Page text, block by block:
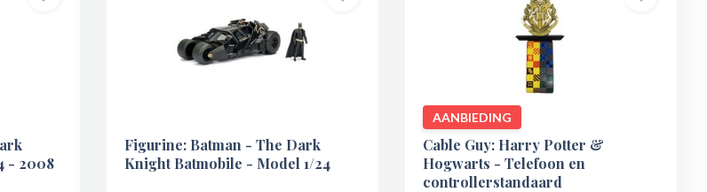
- 2008
Figurine: Batman - The Dark
Knight Batmobile - Model 1/24
AANBIEDING
Cable Guy: Harry Potter &
Hogwarts - Telefoon en
controllerstandaard